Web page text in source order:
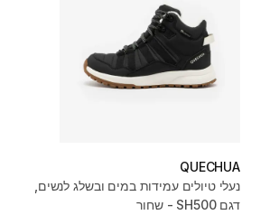
QUECHUA
נעלי טיולים עמידות במים ובשלג לנשים,
דגם SH500 - שחור